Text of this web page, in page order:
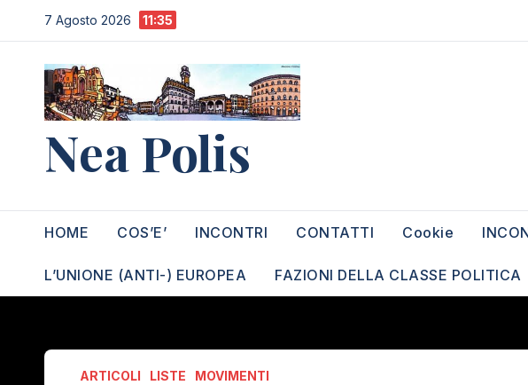
al
contenuto
7 Agosto 2026 11:35
Nea Polis
HOME COS’E’ INCONTRI CONTATTI Cookie
L’UNIONE (ANTI-) EUROPEA FAZIONI DELLA CLASSE POLITICA
ARTICOLI LISTE MOVIMENTI